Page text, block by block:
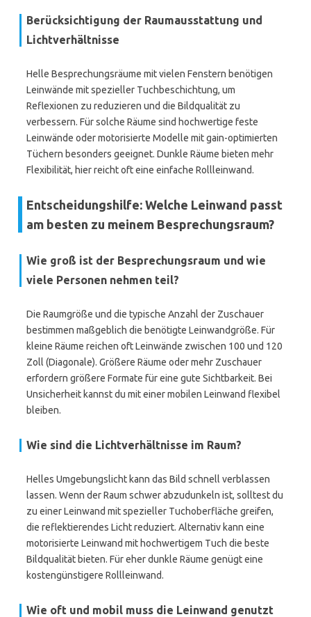
Berücksichtigung der Raumausstattung und
Lichtverhältnisse
Helle Besprechungsräume mit vielen Fenstern benötigen
Leinwände mit spezieller Tuchbeschichtung, um
Reflexionen zu reduzieren und die Bildqualität zu
verbessern. Für solche Räume sind hochwertige feste
Leinwände oder motorisierte Modelle mit gain-optimierten
Tüchern besonders geeignet. Dunkle Räume bieten mehr
Flexibilität, hier reicht oft eine einfache Rollleinwand.
Entscheidungshilfe: Welche Leinwand passt
am besten zu meinem Besprechungsraum?
Wie groß ist der Besprechungsraum und wie
viele Personen nehmen teil?
Die Raumgröße und die typische Anzahl der Zuschauer
bestimmen maßgeblich die benötigte Leinwandgröße. Für
kleine Räume reichen oft Leinwände zwischen 100 und 120
Zoll (Diagonale). Größere Räume oder mehr Zuschauer
erfordern größere Formate für eine gute Sichtbarkeit. Bei
Unsicherheit kannst du mit einer mobilen Leinwand flexibel
bleiben.
Wie sind die Lichtverhältnisse im Raum?
Helles Umgebungslicht kann das Bild schnell verblassen
lassen. Wenn der Raum schwer abzudunkeln ist, solltest du
zu einer Leinwand mit spezieller Tuchoberfläche greifen,
die reflektierendes Licht reduziert. Alternativ kann eine
motorisierte Leinwand mit hochwertigem Tuch die beste
Bildqualität bieten. Für eher dunkle Räume genügt eine
kostengünstigere Rollleinwand.
Wie oft und mobil muss die Leinwand genutzt